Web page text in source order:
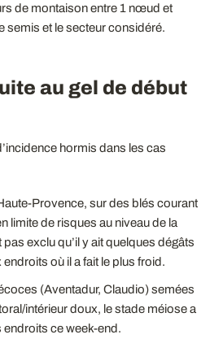
de montaison entre 1 nœud et
semis et le secteur considéré.
au gel de début
hormis dans les cas
Provence, sur des blés courant
limite de risques au niveau de la
pas exclu qu’il y ait quelques dégâts
où il a fait le plus froid.
(Aventadur, Claudio) semées
intérieur doux, le stade méiose a
endroits ce week-end.